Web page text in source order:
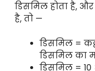
डिसमिल होता है,
है, तो —
डिसमिल =
डिसमिल का
डिसमिल = 10